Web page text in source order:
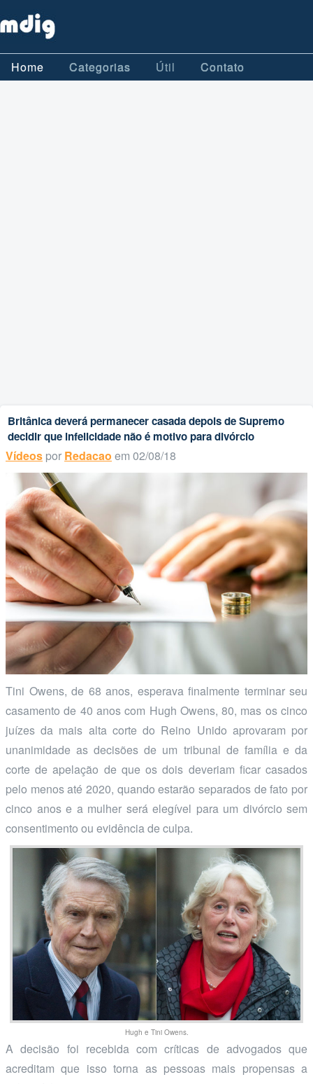
Home Categorias Útil Contato
Britânica deverá permanecer casada depois de Supremo
decidir que infelicidade não é motivo para divórcio
Vídeos por Redacao em 02/08/18
Tini Owens, de 68 anos, esperava finalmente terminar seu
casamento de 40 anos com Hugh Owens, 80, mas os cinco
juízes da mais alta corte do Reino Unido aprovaram por
unanimidade as decisões de um tribunal de família e da
corte de apelação de que os dois deveriam ficar casados
pelo menos até 2020, quando estarão separados de fato por
cinco anos e a mulher será elegível para um divórcio sem
consentimento ou evidência de culpa.
Hugh e Tini Owens.
A decisão foi recebida com críticas de advogados que
acreditam que isso torna as pessoas mais propensas a